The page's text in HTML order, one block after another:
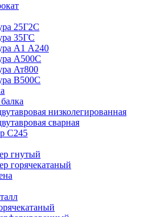
25Г2С
35ГС
А1 А240
А500С
Ат800
В500С
низколегированная
сварная
С245
гнутый
горячекатаный